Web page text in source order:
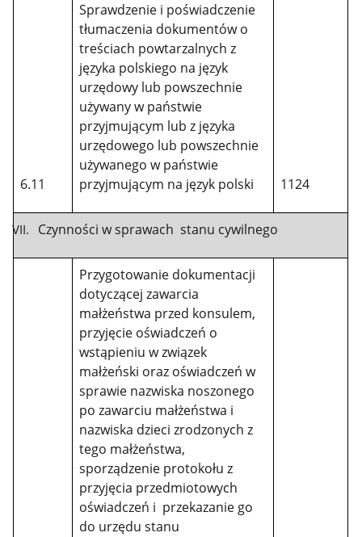
6.11
Sprawdzenie i poświadczenie
tłumaczenia dokumentów o
treściach powtarzalnych z
języka polskiego na język
urzędowy lub powszechnie
używany w państwie
przyjmującym lub z języka
urzędowego lub powszechnie
używanego w państwie
przyjmującym na język polski
1124
Czynności w sprawach stanu cywilnego
Przygotowanie dokumentacji
dotyczącej zawarcia
małżeństwa przed konsulem,
przyjęcie oświadczeń o
wstąpieniu w związek
małżeński oraz oświadczeń w
sprawie nazwiska noszonego
po zawarciu małżeństwa i
nazwiska dzieci zrodzonych z
tego małżeństwa,
sporządzenie protokołu z
przyjęcia przedmiotowych
oświadczeń i przekazanie go
do urzędu stanu